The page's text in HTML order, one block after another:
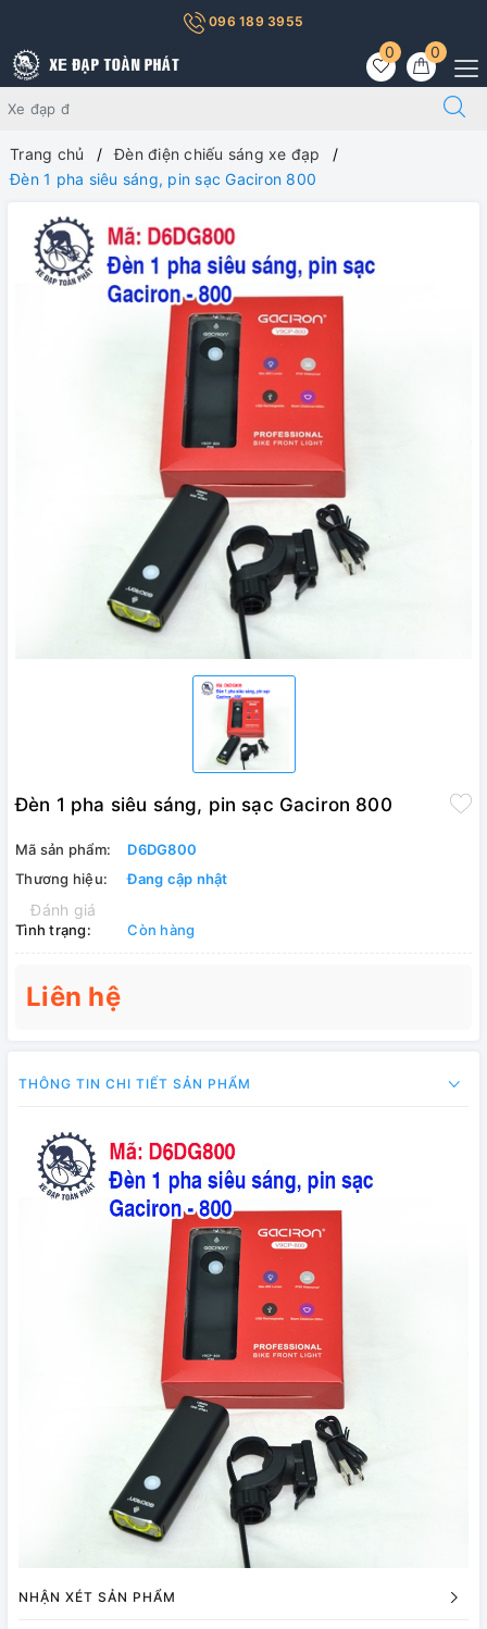
096 189 3955
0
0
Trang chủ
Đèn điện chiếu sáng xe đạp
Đèn 1 pha siêu sáng, pin sạc Gaciron 800
Đèn 1 pha siêu sáng, pin sạc Gaciron 800
Mã sản phẩm:
D6DG800
Thương hiệu:
Đang cập nhật
Đánh giá
Tình trạng: Còn hàng
Liên hệ
THÔNG TIN CHI TIẾT SẢN PHẨM
NHẬN XÉT SẢN PHẨM